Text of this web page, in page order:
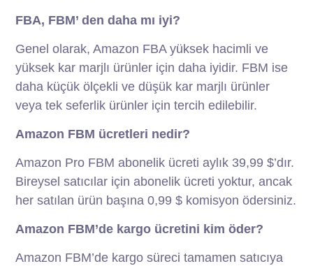
FBA, FBM’ den daha mı iyi?
Genel olarak, Amazon FBA yüksek hacimli ve
yüksek kar marjlı ürünler için daha iyidir. FBM ise
daha küçük ölçekli ve düşük kar marjlı ürünler
veya tek seferlik ürünler için tercih edilebilir.
Amazon FBM ücretleri nedir?
Amazon Pro FBM abonelik ücreti aylık 39,99 $’dır.
Bireysel satıcılar için abonelik ücreti yoktur, ancak
her satılan ürün başına 0,99 $ komisyon ödersiniz.
Amazon FBM’de kargo ücretini kim öder?
Amazon FBM’de kargo süreci tamamen satıcıya